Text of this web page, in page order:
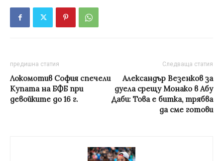
предишна статия
Локомотив София спечели
Купата на БФБ при
девойките до 16 г.
Следваща статия
Александър Везенков за
дуела срещу Монако в Абу
Даби: Това е битка, трябва
да сме готови